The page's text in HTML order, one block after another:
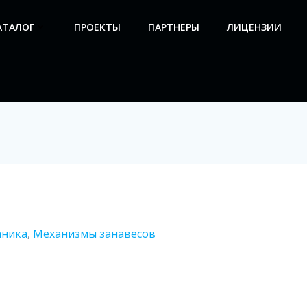
ПРОЕКТЫ ПАРТНЕРЫ ЛИЦЕНЗИИ
, Механизмы занавесов